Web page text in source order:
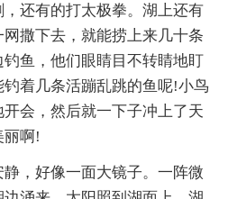
还有的打太极拳。湖上还有
撒下去，就能捞上来几十条
鱼，他们眼睛目不转睛地盯
着几条活蹦乱跳的鱼呢!小鸟
会，然后就一下子冲上了天
丽啊!
，好像一面大镜子。一阵微